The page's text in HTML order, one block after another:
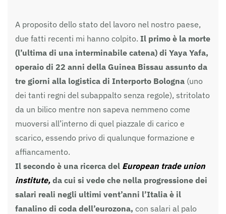
A proposito dello stato del lavoro nel nostro paese,
due fatti recenti mi hanno colpito. Il primo è la morte
(l’ultima di una interminabile catena) di Yaya Yafa,
operaio di 22 anni della Guinea Bissau assunto da
tre giorni alla logistica di Interporto Bologna (uno
dei tanti regni del subappalto senza regole), stritolato
da un bilico mentre non sapeva nemmeno come
muoversi all’interno di quel piazzale di carico e
scarico, essendo privo di qualunque formazione e
affiancamento.
Il secondo è una ricerca del European trade union
institute, da cui si vede che nella progressione dei
salari reali negli ultimi vent’anni l’Italia è il
fanalino di coda dell’eurozona, con salari al palo